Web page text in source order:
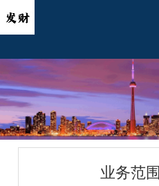
业务范围